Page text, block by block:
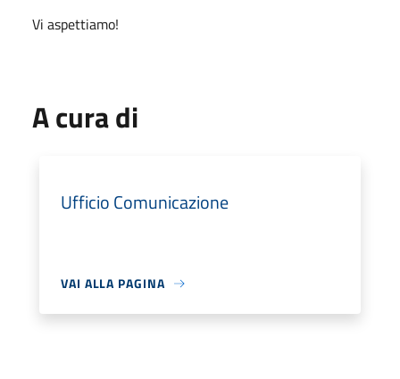
Vi aspettiamo!
A cura di
Ufficio Comunicazione
VAI ALLA PAGINA